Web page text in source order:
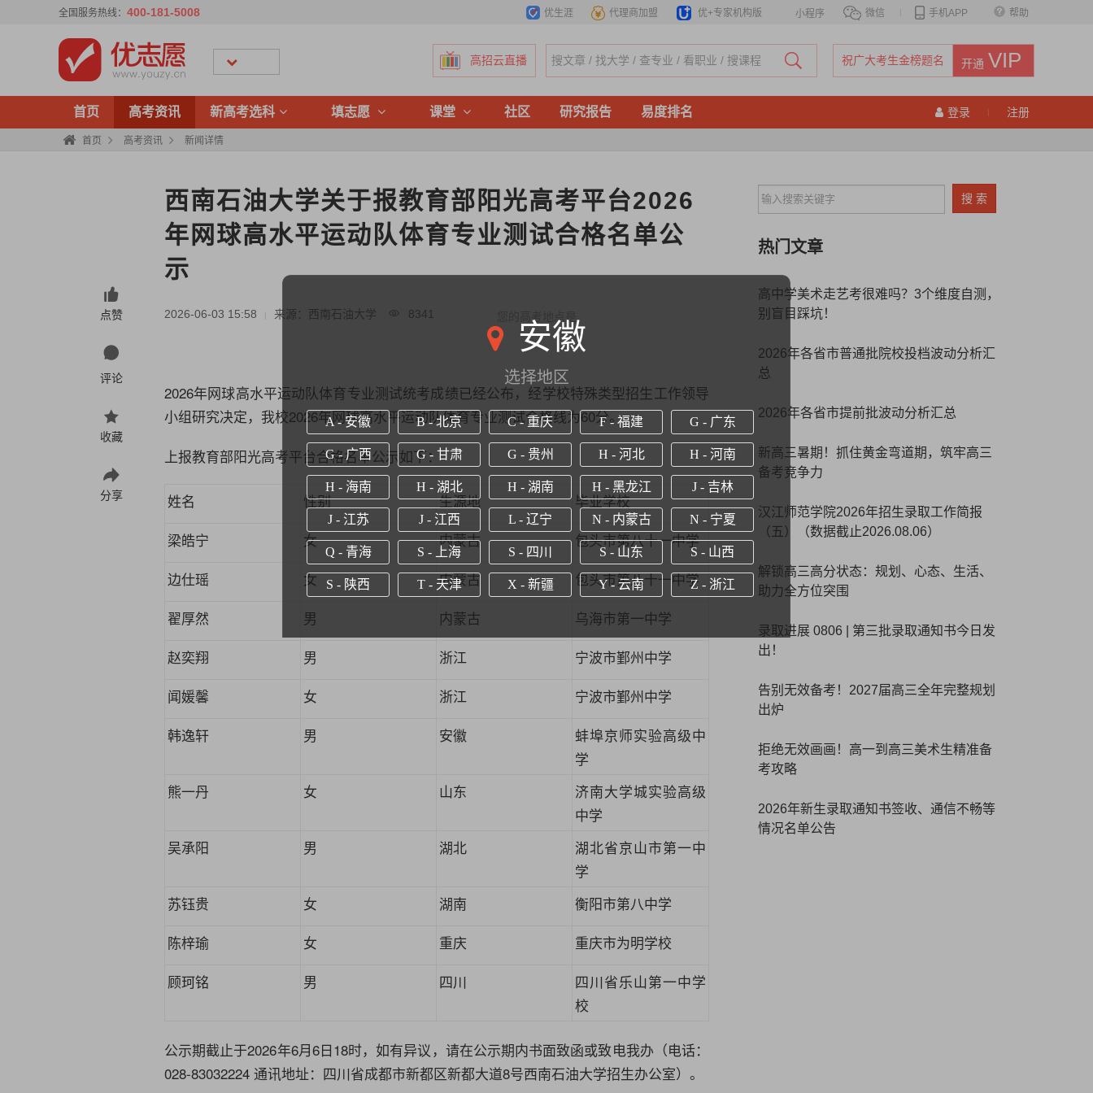
帮助
手机APP
微信
小程序
优+专家机构版
代理商加盟
优生涯
全国服务热线： 400-181-5008
祝广大考生金榜题名 开通 VIP
高招云直播
首页 高考资讯 新高考选科 填志愿 课堂 社区 研究报告 易度排名 登录 | 注册
首页 高考资讯 新闻详情
点赞
评论
收藏
分享
西南石油大学关于报教育部阳光高考平台2026
年网球高水平运动队体育专业测试合格名单公
示
2026-06-03 15:58 | 来源：西南石油大学 8341
2026年网球高水平运动队体育专业测试统考成绩已经公布，经学校特殊类型招生工作领导
小组研究决定，我校2026年网球高水平运动队体育专业测试合格线为60分。
上报教育部阳光高考平台合格名单公示如下：
姓名 性别 生源地 毕业学校
梁皓宁
女 内蒙古
包头市第八十一中学
边仕瑶
女 内蒙古
包头市第八十一中学
翟厚然
男 内蒙古
乌海市第一中学
赵奕翔
男 浙江 宁波市鄞州中学
闻媛馨
女 浙江 宁波市鄞州中学
韩逸轩
男 安徽
蚌埠京师实验高级中
学
熊一丹 女 山东
济南大学城实验高级
中学
吴承阳
男 湖北 湖北省京山市第一中
学
苏钰贵
女 湖南
衡阳市第八中学
陈梓瑜
女 重庆 重庆市为明学校
顾珂铭
男 四川
四川省乐山第一中学
校
公示期截止于2026年6月6日18时，如有异议，请在公示期内书面致函或致电我办（电话：
028-83032224 通讯地址：四川省成都市新都区新都大道8号西南石油大学招生办公室）。
热门文章
高中学美术走艺考很难吗？3个维度自测，
别盲目踩坑！
2026年各省市普通批院校投档波动分析汇
总
2026年各省市提前批波动分析汇总
新高三暑期！抓住黄金弯道期，筑牢高三
备考竞争力
汉江师范学院2026年招生录取工作简报
（五）（数据截止2026.08.06）
解锁高三高分状态：规划、心态、生活、
助力全方位突围
录取进展 0806 | 第三批录取通知书今日发
出！
告别无效备考！2027届高三全年完整规划
出炉
拒绝无效画画！高一到高三美术生精准备
考攻略
2026年新生录取通知书签收、通信不畅等
情况名单公告
安徽
选择地区
A - 安徽 B - 北京 C - 重庆 F - 福建 G - 广东
G - 广西 G - 甘肃 G - 贵州 H - 河北 H - 河南
H - 海南 H - 湖北 H - 湖南 H - 黑龙江 J - 吉林
J - 江苏 J - 江西 L - 辽宁 N - 内蒙古 N - 宁夏
Q - 青海 S - 上海 S - 四川 S - 山东 S - 山西
S - 陕西 T - 天津 X - 新疆 Y - 云南 Z - 浙江